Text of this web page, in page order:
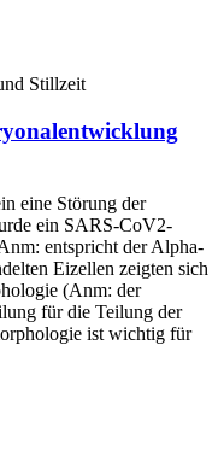
Stillzeit
eine Störung der
ein SARS-CoV2-
entspricht der Alpha-
Eizellen zeigten sich
(Anm: der
für die Teilung der
ist wichtig für